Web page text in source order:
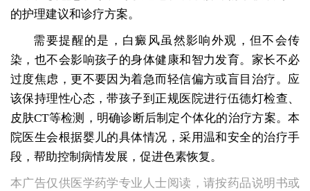
的护理建议和诊疗方案。
需要提醒的是，白癜风虽然影响外观，但不会传
染，也不会影响孩子的身体健康和智力发育。家长不必
过度焦虑，更不要因为着急而轻信偏方或盲目治疗。应
该保持理性心态，带孩子到正规医院进行伍德灯检查、
皮肤CT等检测，明确诊断后制定个体化的治疗方案。本
院医生会根据婴儿的具体情况，采用温和安全的治疗手
段，帮助控制病情发展，促进色素恢复。
本广告仅供医学药学专业人士阅读，请按药品说明书或